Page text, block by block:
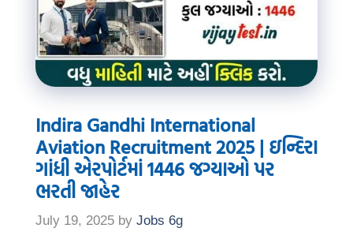
Indira Gandhi International
Aviation Recruitment 2025 | ઇન્દિરા
ગાંધી એરપોર્ટમાં 1446 જગ્યાઓ પર
ભરતી જાહેર
July 19, 2025 by Jobs 6g